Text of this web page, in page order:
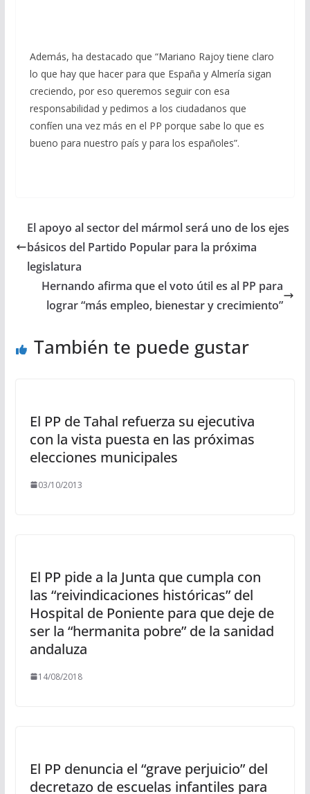
Además, ha destacado que “Mariano Rajoy tiene claro
lo que hay que hacer para que España y Almería sigan
creciendo, por eso queremos seguir con esa
responsabilidad y pedimos a los ciudadanos que
confíen una vez más en el PP porque sabe lo que es
bueno para nuestro país y para los españoles”.
El apoyo al sector del mármol será uno de los ejes
básicos del Partido Popular para la próxima
legislatura
Hernando afirma que el voto útil es al PP para
lograr “más empleo, bienestar y crecimiento”
También te puede gustar
El PP de Tahal refuerza su ejecutiva
con la vista puesta en las próximas
elecciones municipales
03/10/2013
El PP pide a la Junta que cumpla con
las “reivindicaciones históricas” del
Hospital de Poniente para que deje de
ser la “hermanita pobre” de la sanidad
andaluza
14/08/2018
El PP denuncia el “grave perjuicio” del
decretazo de escuelas infantiles para